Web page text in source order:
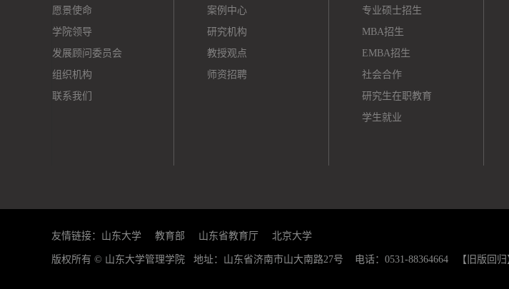
愿景使命
学院领导
发展顾问委员会
组织机构
联系我们
案例中心
研究机构
教授观点
师资招聘
专业硕士招生
MBA招生
EMBA招生
社会合作
研究生在职教育
学生就业
友情链接： 山东大学 教育部 山东省教育厅 北京大学
版权所有 © 山东大学管理学院 地址：山东省济南市山大南路27号 电话：0531-88364664 【旧版回归